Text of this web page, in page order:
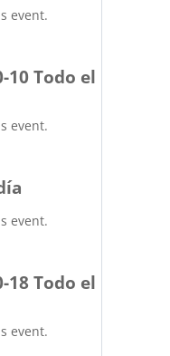
event.
10 Todo el
event.
event.
18 Todo el
event.